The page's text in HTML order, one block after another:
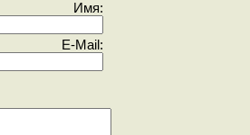
Имя:
E-Mail: